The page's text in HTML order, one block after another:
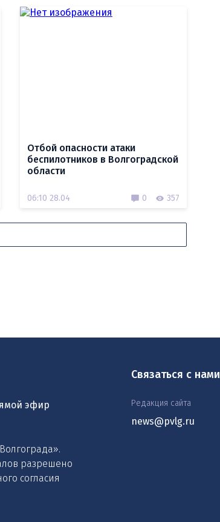
Отбой опасности атаки
беспилотников в Волгоградской
области
06:10 28.04 0 357
эфир
разрешено
согласия
Связаться с нами
Редакция сайта
news@pvlg.ru